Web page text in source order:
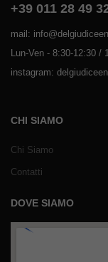
+39 011 28 49
mail:
Lun-Ven - 8:30-12:30 /
instagram:
CHI SIAMO
Chi Siamo
Contatti
DOVE SIAMO